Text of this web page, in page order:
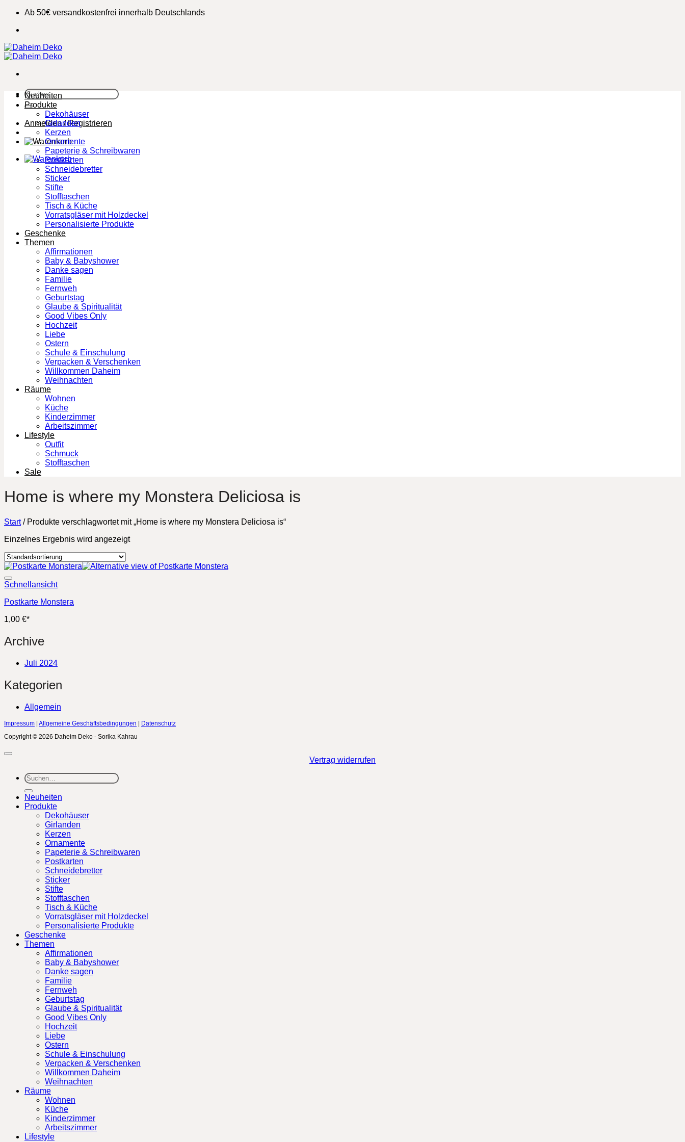
Zum
springen
Ab 50€ versandkostenfrei innerhalb Deutschlands
Suchen
nach:
Anmelden / Registrieren
Neuheiten
Produkte
Dekohäuser
Girlanden
Kerzen
Ornamente
Papeterie & Schreibwaren
Postkarten
Schneidebretter
Sticker
Stifte
Stofftaschen
Tisch & Küche
Vorratsgläser mit Holzdeckel
Personalisierte Produkte
Geschenke
Themen
Affirmationen
Baby & Babyshower
Danke sagen
Familie
Fernweh
Geburtstag
Glaube & Spiritualität
Good Vibes Only
Hochzeit
Liebe
Ostern
Schule & Einschulung
Verpacken & Verschenken
Willkommen Daheim
Weihnachten
Räume
Wohnen
Küche
Kinderzimmer
Arbeitszimmer
Lifestyle
Outfit
Schmuck
Stofftaschen
Sale
Home is where my Monstera Deliciosa is
Start /Produkte verschlagwortet mit „Home is where my Monstera Deliciosa is“
Einzelnes Ergebnis wird angezeigt
Schnellansicht
Postkarte Monstera
1,00 €*
Archive
Juli 2024
Kategorien
Allgemein
Impressum | Allgemeine Geschäftsbedingungen | Datenschutz
Copyright © 2026 Daheim Deko - Sorika Kahrau
Vertrag widerrufen
Suchen
nach:
Neuheiten
Produkte
Dekohäuser
Girlanden
Kerzen
Ornamente
Papeterie & Schreibwaren
Postkarten
Schneidebretter
Sticker
Stifte
Stofftaschen
Tisch & Küche
Vorratsgläser mit Holzdeckel
Personalisierte Produkte
Geschenke
Themen
Affirmationen
Baby & Babyshower
Danke sagen
Familie
Fernweh
Geburtstag
Glaube & Spiritualität
Good Vibes Only
Hochzeit
Liebe
Ostern
Schule & Einschulung
Verpacken & Verschenken
Willkommen Daheim
Weihnachten
Räume
Wohnen
Küche
Kinderzimmer
Arbeitszimmer
Lifestyle